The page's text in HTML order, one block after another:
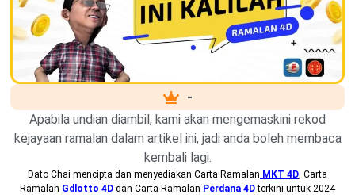
-
Apabila undian diambil, kami akan mengemaskini rekod
kejayaan ramalan dalam artikel ini, jadi anda boleh membaca
kembali lagi.
Dato Chai mencipta dan menyediakan Carta Ramalan MKT 4D, Carta
Ramalan Gdlotto 4D dan Carta Ramalan Perdana 4Dterkini untuk 2024